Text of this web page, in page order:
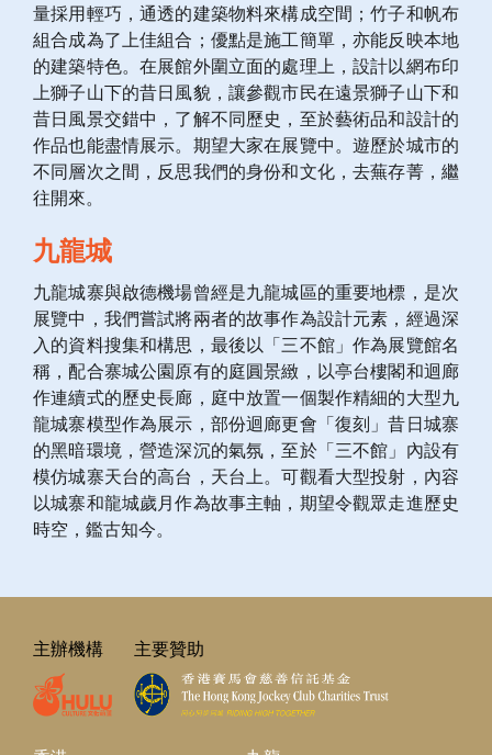
量採用輕巧，通透的建築物料來構成空間；竹子和帆布
組合成為了上佳組合；優點是施工簡單，亦能反映本地
的建築特色。在展館外圍立面的處理上，設計以網布印
上獅子山下的昔日風貌，讓參觀市民在遠景獅子山下和
昔日風景交錯中，了解不同歷史，至於藝術品和設計的
作品也能盡情展示。期望大家在展覽中。遊歷於城市的
不同層次之間，反思我們的身份和文化，去蕪存菁，繼
往開來。
九龍城
九龍城寨與啟德機場曾經是九龍城區的重要地標，是次
展覽中，我們嘗試將兩者的故事作為設計元素，經過深
入的資料搜集和構思，最後以「三不館」作為展覽館名
稱，配合寨城公園原有的庭圓景緻，以亭台樓閣和迴廊
作連續式的歷史長廊，庭中放置一個製作精細的大型九
龍城寨模型作為展示，部份迴廊更會「復刻」昔日城寨
的黑暗環境，營造深沉的氣氛，至於「三不館」內設有
模仿城寨天台的高台，天台上。可觀看大型投射，內容
以城寨和龍城歲月作為故事主軸，期望令觀眾走進歷史
時空，鑑古知今。
主辦機構 主要贊助